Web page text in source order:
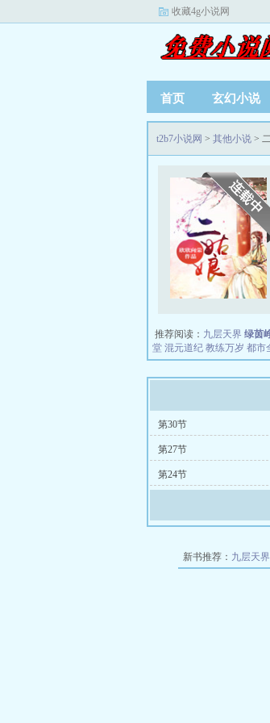
收藏4g小说网
首页 玄幻小说
t2b7小说网 > 其他小说 >
推荐阅读： 九层天界 绿茵
堂 混元道纪 教练万岁 都市
第30节
第27节
第24节
新书推荐： 九层天界